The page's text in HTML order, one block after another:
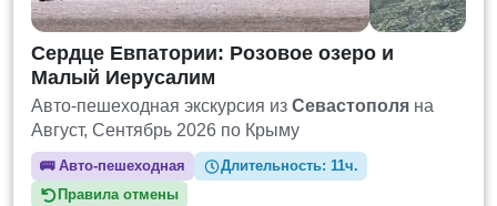
Сердце Евпатории: Розовое озеро и
Малый Иерусалим
Авто-пешеходная экскурсия из Севастополя на
Август, Сентябрь 2026 по Крыму
🚌Авто-пешеходная Длительность:11ч.
Правила отмены